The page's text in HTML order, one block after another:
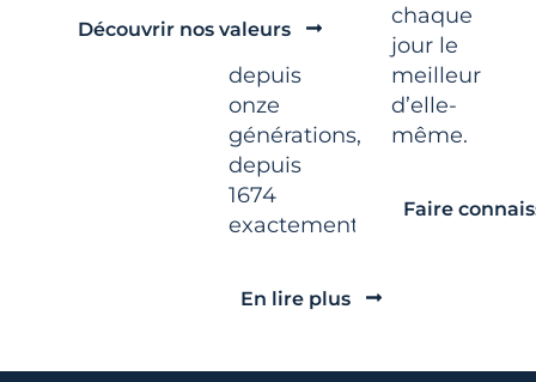
Découvrir nos valeurs
notre
depuis
onze
générations,
depuis
1674
exactement.
En lire plus
chaque
jour le
meilleur
d’elle-
même.
Faire